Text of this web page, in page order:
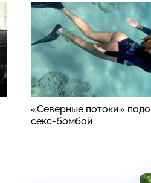
«Северные потоки»
секс-бомбой